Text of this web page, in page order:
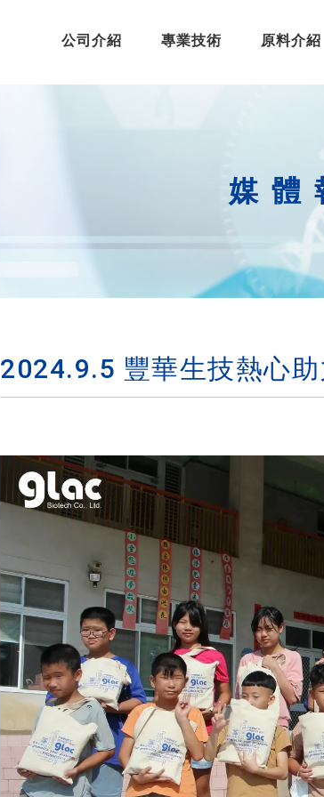
公司介紹 專業技術 原料介紹
媒體
2024.9.5 豐華生技熱心